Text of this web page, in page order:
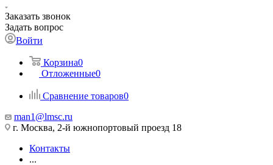
Заказать звонок
Задать вопрос
Войти
Корзина0
Отложенные0
Сравнение товаров0
man1@lmsc.ru
г. Москва, 2-й южнопортовый проезд 18
Контакты
...